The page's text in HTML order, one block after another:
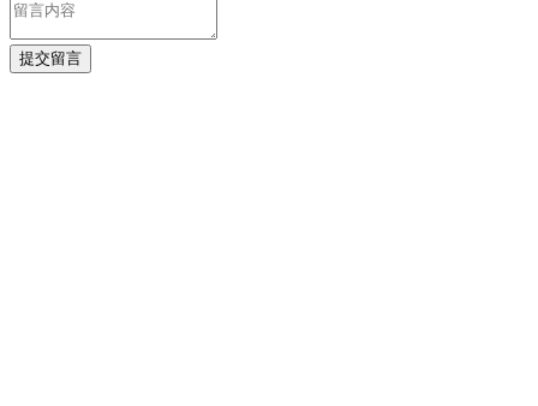
提交留言